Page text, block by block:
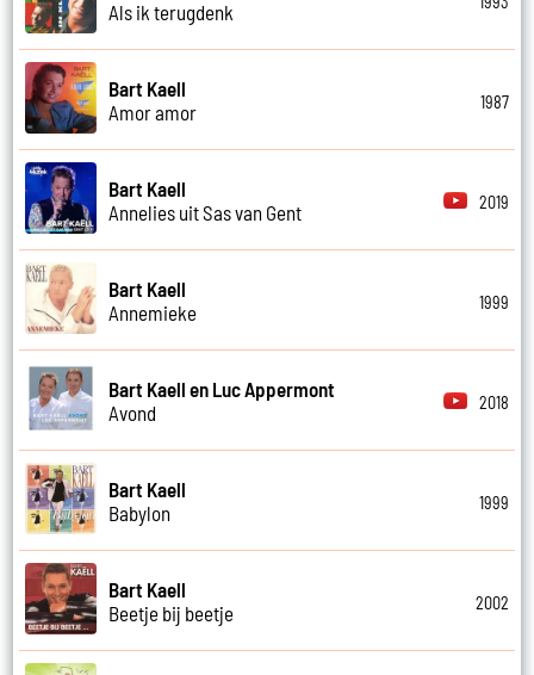
Als ik terugdenk
Bart Kaell
Amor amor
1987
Bart Kaell
Annelies uit Sas van Gent
2019
Bart Kaell
Annemieke
1999
Bart Kaell en Luc Appermont
Avond
2018
Bart Kaell
Babylon
1999
Bart Kaell
Beetje bij beetje
2002